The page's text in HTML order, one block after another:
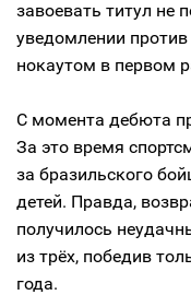
завоевать титул не
уведомлении
нокаутом в первом
С момента дебюта
За это время
за бразильского
детей. Правда,
получилось
из трёх, победив
года.